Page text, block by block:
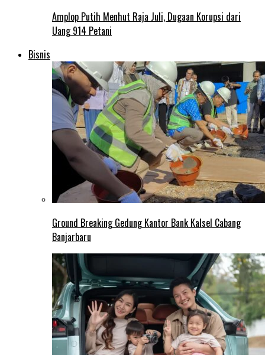
Amplop Putih Menhut Raja Juli, Dugaan Korupsi dari
Uang 914 Petani
Bisnis
Ground Breaking Gedung Kantor Bank Kalsel Cabang
Banjarbaru